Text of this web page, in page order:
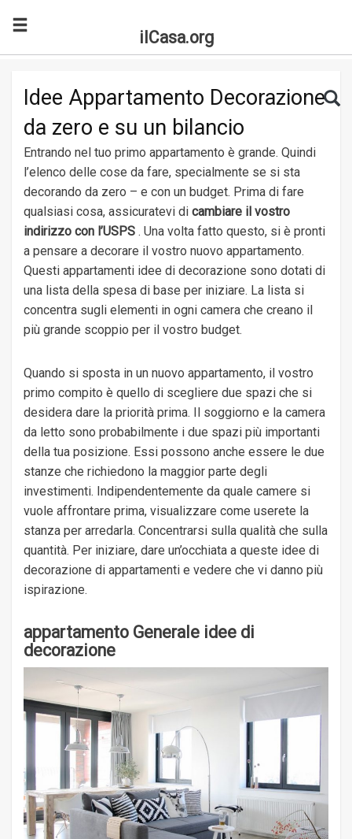
ilCasa.org
Search for:
Idee Appartamento Decorazione
da zero e su un bilancio
Entrando nel tuo primo appartamento è grande. Quindi
l’elenco delle cose da fare, specialmente se si sta
decorando da zero – e con un budget. Prima di fare
qualsiasi cosa, assicuratevi di cambiare il vostro
indirizzo con l’USPS . Una volta fatto questo, si è pronti
a pensare a decorare il vostro nuovo appartamento.
Questi appartamenti idee di decorazione sono dotati di
una lista della spesa di base per iniziare. La lista si
concentra sugli elementi in ogni camera che creano il
più grande scoppio per il vostro budget.
Quando si sposta in un nuovo appartamento, il vostro
primo compito è quello di scegliere due spazi che si
desidera dare la priorità prima. Il soggiorno e la camera
da letto sono probabilmente i due spazi più importanti
della tua posizione. Essi possono anche essere le due
stanze che richiedono la maggior parte degli
investimenti. Indipendentemente da quale camere si
vuole affrontare prima, visualizzare come userete la
stanza per arredarla. Concentrarsi sulla qualità che sulla
quantità. Per iniziare, dare un’occhiata a queste idee di
decorazione di appartamenti e vedere che vi danno più
ispirazione.
appartamento Generale idee di
decorazione